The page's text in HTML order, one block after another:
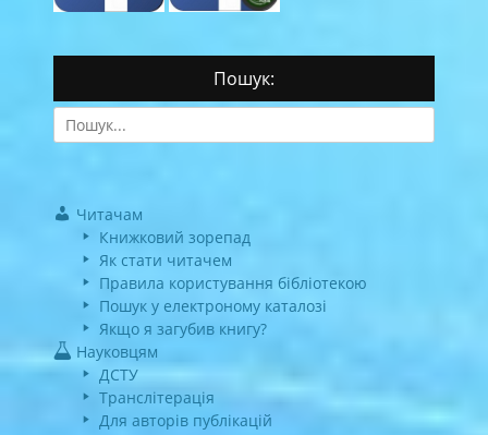
Пошук:
Search
for:
Читачам
Книжковий зорепад
Як стати читачем
Правила користування бібліотекою
Пошук у електроному каталозі
Якщо я загубив книгу?
Науковцям
ДСТУ
Транслітерація
Для авторів публікацій